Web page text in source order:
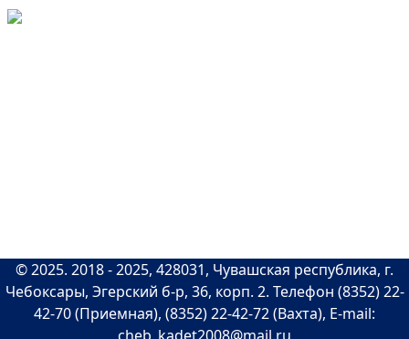
©2025. 2018 -2025, 428031, Чувашская республика, г.
Чебоксары, Эгерский б-р, 36, корп. 2. Телефон (8352) 22-
42-70 (Приемная), (8352) 22-42-72 (Вахта), E-mail: